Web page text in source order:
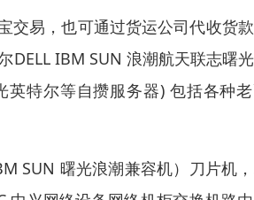
交易，也可通过货运公司代收货
DELL IBM SUN 浪潮航天联志曙
英特尔等自攒服务器) 包括各种
SUN 曙光浪潮兼容机）刀片机